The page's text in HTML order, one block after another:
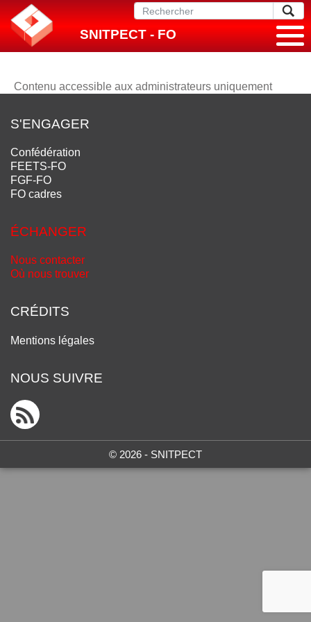
SNITPECT - FO
Contenu accessible aux administrateurs uniquement
S'ENGAGER
Confédération
FEETS-FO
FGF-FO
FO cadres
ÉCHANGER
Nous contacter
Où nous trouver
CRÉDITS
Mentions légales
NOUS SUIVRE
© 2026 - SNITPECT